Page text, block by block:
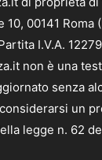
10, 00141 Roma
I.V.A.
non è una
senza
un
legge n. 62